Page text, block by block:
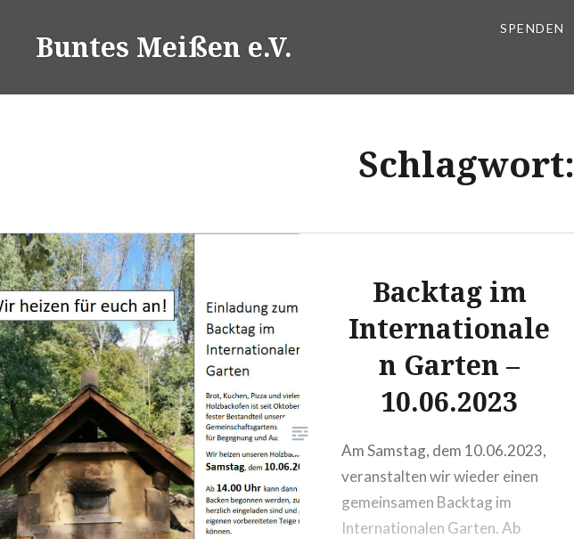
InhaltBuntes Meißen e.V.
SPENDEN
Schlagwort:
Backtag im
Internationale
n Garten –
10.06.2023
Am Samstag, dem 10.06.2023,
veranstalten wir wieder einen
gemeinsamen Backtag im
Internationalen Garten. Ab